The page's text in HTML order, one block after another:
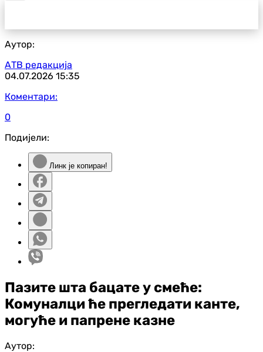
Аутор:
АТВ редакција
04.07.2026 15:35
Коментари:
0
Подијели:
Линк је копиран!
Пазите шта бацате у смеће:
Комуналци ће прегледати канте,
могуће и папрене казне
Аутор: